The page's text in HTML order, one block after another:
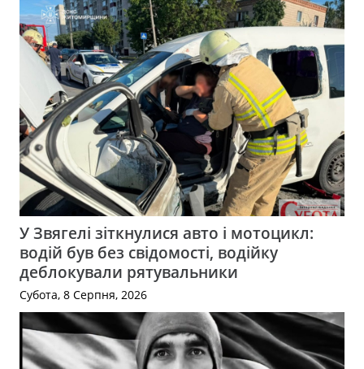
У Звягелі зіткнулися авто і мотоцикл:
водій був без свідомості, водійку
деблокували рятувальники
Субота, 8 Серпня, 2026